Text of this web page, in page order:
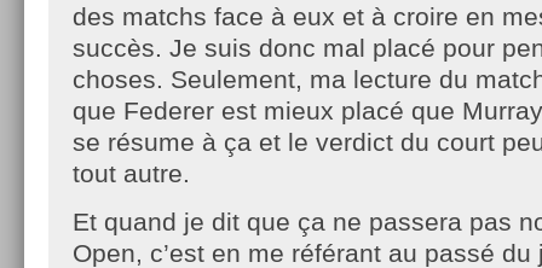
des matchs face à eux et à croire en
succès. Je suis donc mal placé pour
choses. Seulement, ma lecture du
que Federer est mieux placé que
se résume à ça et le verdict du court
tout autre.
Et quand je dit que ça ne passera pas
Open, c’est en me référant au passé du